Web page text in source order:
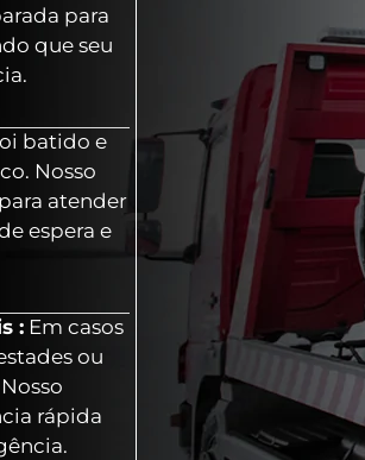
para
que seu
batido e
Nosso
atender
espera e
: Em casos
ou
rápida